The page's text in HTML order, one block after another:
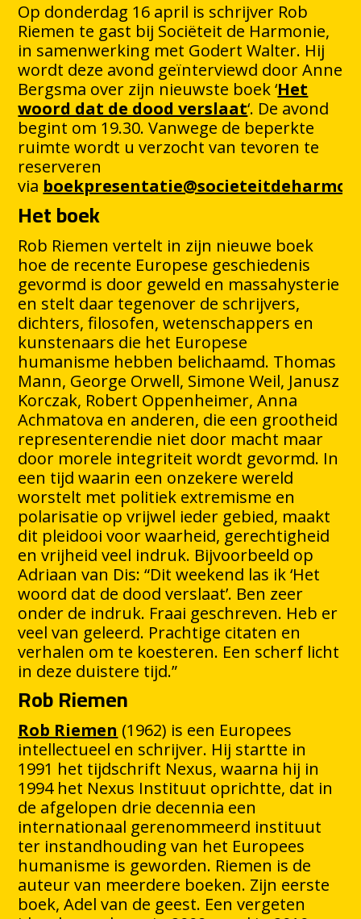
Op donderdag 16 april is schrijver Rob
Riemen te gast bij Sociëteit de Harmonie,
in samenwerking met Godert Walter. Hij
wordt deze avond geïnterviewd door Anne
Bergsma over zijn nieuwste boek ‘Het
woord dat de dood verslaat‘. De avond
begint om 19.30. Vanwege de beperkte
ruimte wordt u verzocht van tevoren te
reserveren
via
Het boek
Rob Riemen vertelt in zijn nieuwe boek
hoe de recente Europese geschiedenis
gevormd is door geweld en massahysterie
en stelt daar tegenover de schrijvers,
dichters, filosofen, wetenschappers en
kunstenaars die het Europese
humanisme hebben belichaamd. Thomas
Mann, George Orwell, Simone Weil, Janusz
Korczak, Robert Oppenheimer, Anna
Achmatova en anderen, die een grootheid
representerendie niet door macht maar
door morele integriteit wordt gevormd. In
een tijd waarin een onzekere wereld
worstelt met politiek extremisme en
polarisatie op vrijwel ieder gebied, maakt
dit pleidooi voor waarheid, gerechtigheid
en vrijheid veel indruk. Bijvoorbeeld op
Adriaan van Dis: “Dit weekend las ik ‘Het
woord dat de dood verslaat’. Ben zeer
onder de indruk. Fraai geschreven. Heb er
veel van geleerd. Prachtige citaten en
verhalen om te koesteren. Een scherf licht
in deze duistere tijd.”
Rob Riemen
Rob Riemen (1962) is een Europees
intellectueel en schrijver. Hij startte in
1991 het tijdschrift Nexus, waarna hij in
1994 het Nexus Instituut oprichtte, dat in
de afgelopen drie decennia een
internationaal gerenommeerd instituut
ter instandhouding van het Europees
humanisme is geworden. Riemen is de
auteur van meerdere boeken. Zijn eerste
boek, Adel van de geest. Een vergeten